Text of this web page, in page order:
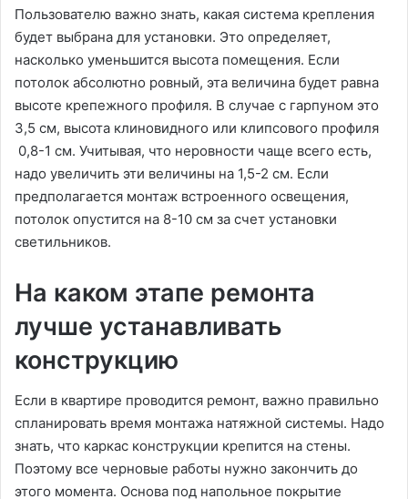
Пользователю важно знать, какая система крепления
будет выбрана для установки. Это определяет,
насколько уменьшится высота помещения. Если
потолок абсолютно ровный, эта величина будет равна
высоте крепежного профиля. В случае с гарпуном это
3,5 см, высота клиновидного или клипсового профиля
0,8-1 см. Учитывая, что неровности чаще всего есть,
надо увеличить эти величины на 1,5-2 см. Если
предполагается монтаж встроенного освещения,
потолок опустится на 8-10 см за счет установки
светильников.
На каком этапе ремонта
лучше устанавливать
конструкцию
Если в квартире проводится ремонт, важно правильно
спланировать время монтажа натяжной системы. Надо
знать, что каркас конструкции крепится на стены.
Поэтому все черновые работы нужно закончить до
этого момента. Основа под напольное покрытие